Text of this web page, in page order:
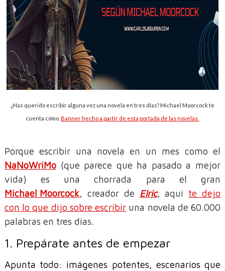
¿Has querido escribir alguna vez una novela en tres días? Michael Moorcock te
cuenta cómo.Banner hecho a partir de esta portada de las novelas.
Porque escribir una novela en un mes como el
NaNoWriMo(que parece que ha pasado a mejor
vida) es una chorrada para el gran
Michael Moorcock, creador de Elric, aquí te dejo
con lo que dijo sobre escribir una novela de 60.000
palabras en tres días.
1. Prepárate antes de empezar
Apunta todo: imágenes potentes, escenarios que